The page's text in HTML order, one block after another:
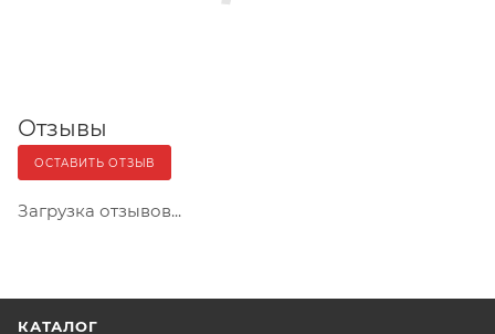
Отзывы
ОСТАВИТЬ ОТЗЫВ
Загрузка отзывов...
КАТАЛОГ